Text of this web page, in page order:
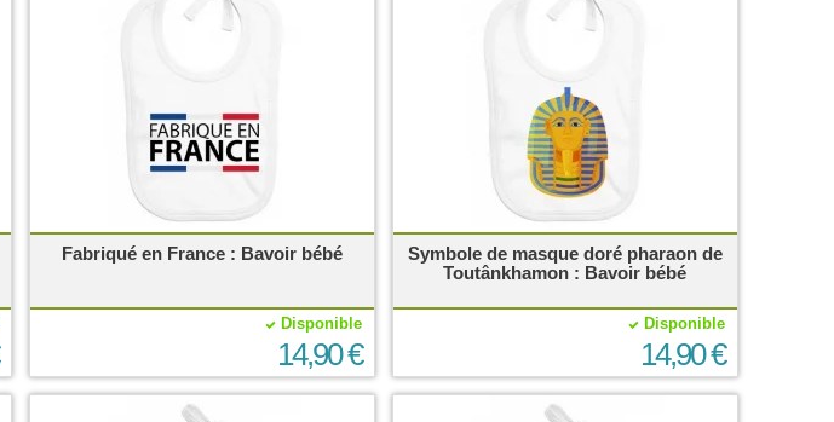
Fabriqué en France : Bavoir bébé
Disponible
14,90 €
Symbole de masque doré pharaon de
Toutânkhamon : Bavoir bébé
Disponible
14,90 €